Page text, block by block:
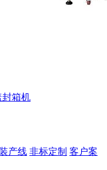
封箱机
产线 非标定制 客户案